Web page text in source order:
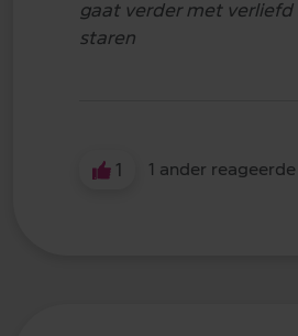
gaat verder met verliefd
staren
1 1 ander